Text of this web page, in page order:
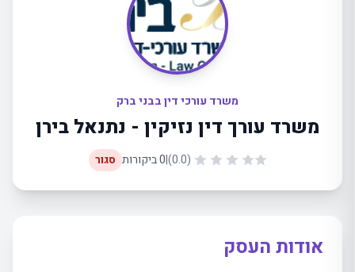
משרד עורכי דין בבני ברק
משרד עורך דין נזיקין - נתנאל בירן
(0.0)
|0 ביקורות סגור
אודות העסק